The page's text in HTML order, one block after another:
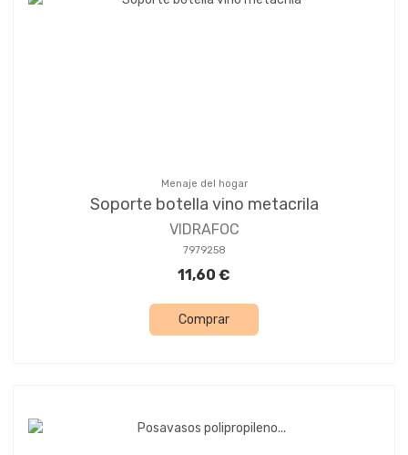
Menaje del hogar
Soporte botella vino metacrila
VIDRAFOC
7979258
11,60 €
Comprar